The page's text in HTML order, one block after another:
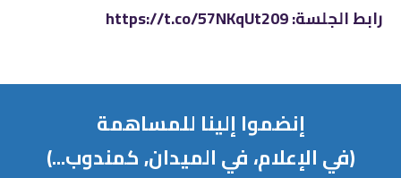
رابط الجلسة: https://t.co/57NKqUt209
إنضموا إلينا للمساهمة
(في الإعلام، في الميدان, كمندوب...)